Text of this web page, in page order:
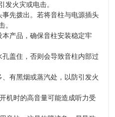
发火灾或电击。
先拨出。若将音柱与电源插头
。
产品，确保音柱安装稳定牢
盖住，否则会导致音柱内部过
有黑烟或蒸汽处，以防引发火
机时的高音量可能造成听力受